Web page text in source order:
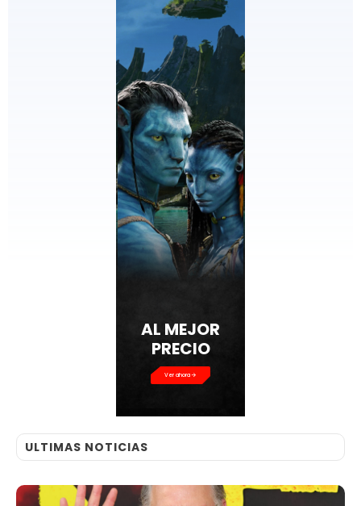
AL MEJOR
PRECIO
Ver ahora
ULTIMAS NOTICIAS